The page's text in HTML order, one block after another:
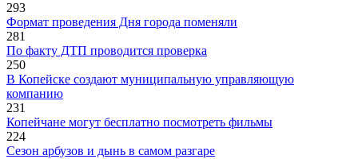
293
Формат проведения Дня города поменяли
281
По факту ДТП проводится проверка
250
В Копейске создают муниципальную управляющую
компанию
231
Копейчане могут бесплатно посмотреть фильмы
224
Сезон арбузов и дынь в самом разгаре